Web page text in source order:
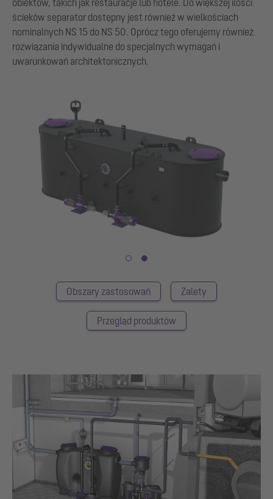
obiektów, takich jak restauracje lub hotele. Do większej ilości
ścieków separator dostępny jest również w wielkościach
nominalnych NS 15 do NS 50. Oprócz tego oferujemy również
rozwiązania indywidualne do specjalnych wymagań i
uwarunkowań architektonicznych.
Obszary zastosowań Zalety
Przegląd produktów